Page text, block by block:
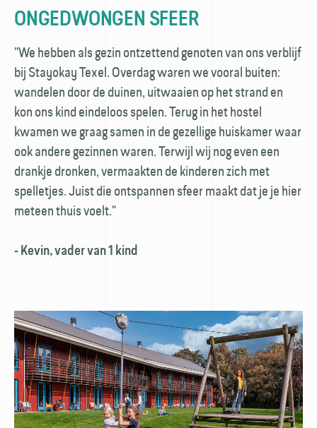
ONGEDWONGEN SFEER
"We hebben als gezin ontzettend genoten van ons verblijf
bij Stayokay Texel. Overdag waren we vooral buiten:
wandelen door de duinen, uitwaaien op het strand en
kon ons kind eindeloos spelen. Terug in het hostel
kwamen we graag samen in de gezellige huiskamer waar
ook andere gezinnen waren. Terwijl wij nog even een
drankje dronken, vermaakten de kinderen zich met
spelletjes. Juist die ontspannen sfeer maakt dat je je hier
meteen thuis voelt."
- Kevin, vader van 1 kind